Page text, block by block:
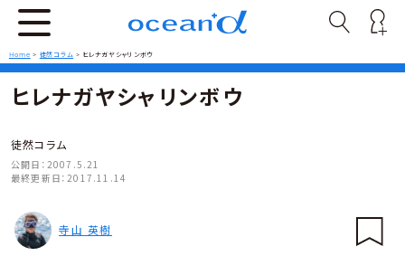
Home > 徒然コラム > ヒレナガヤシャリンボウ
ヒレナガヤシャリンボウ
徒然コラム
公開日： 2007.5.21
最終更新日： 2017.11.14
寺山 英樹